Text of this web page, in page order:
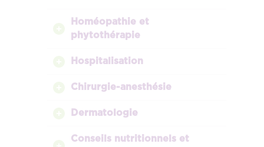
Homéopathie et
phytothérapie
Hospitalisation
Chirurgie-anesthésie
Dermatologie
Conseils nutritionnels et